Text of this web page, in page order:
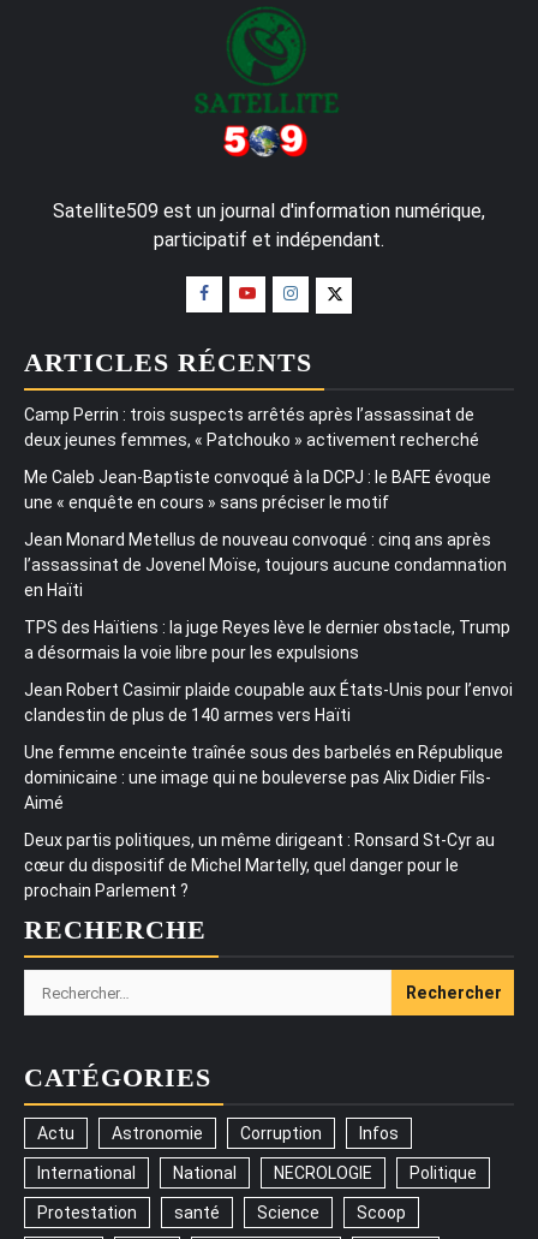
Satellite509 est un journal d'information numérique,
participatif et indépendant.
ARTICLES RÉCENTS
Camp Perrin : trois suspects arrêtés après l’assassinat de
deux jeunes femmes, « Patchouko » activement recherché
Me Caleb Jean-Baptiste convoqué à la DCPJ : le BAFE évoque
une « enquête en cours » sans préciser le motif
Jean Monard Metellus de nouveau convoqué : cinq ans après
l’assassinat de Jovenel Moïse, toujours aucune condamnation
en Haïti
TPS des Haïtiens : la juge Reyes lève le dernier obstacle, Trump
a désormais la voie libre pour les expulsions
Jean Robert Casimir plaide coupable aux États-Unis pour l’envoi
clandestin de plus de 140 armes vers Haïti
Une femme enceinte traînée sous des barbelés en République
dominicaine : une image qui ne bouleverse pas Alix Didier Fils-
Aimé
Deux partis politiques, un même dirigeant : Ronsard St-Cyr au
cœur du dispositif de Michel Martelly, quel danger pour le
prochain Parlement ?
RECHERCHE
Rechercher :
CATÉGORIES
Actu Astronomie Corruption Infos
International National NECROLOGIE Politique
Protestation santé Science Scoop